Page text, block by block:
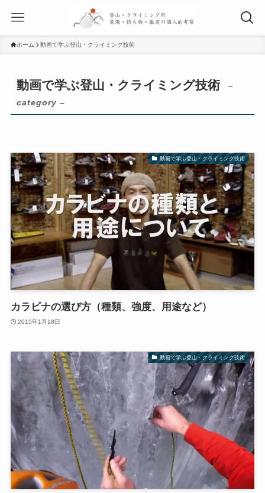
ホーム 動画で学ぶ登山・クライミング技術
動画で学ぶ登山・クライミング技術
–
category –
動画で学ぶ登山・クライミング技術
カラビナの選び方（種類、強度、用途など）
2015年1月18日
動画で学ぶ登山・クライミング技術